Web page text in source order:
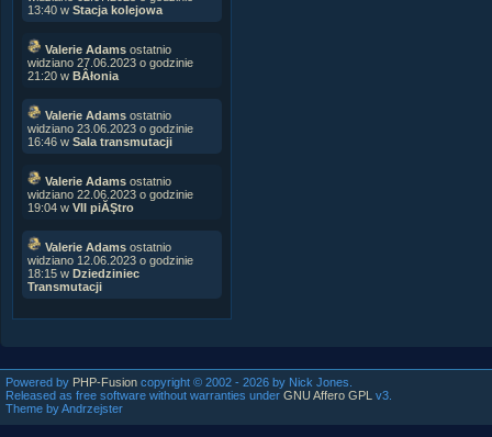
13:40 w Stacja kolejowa
Valerie Adams ostatnio
widziano 27.06.2023 o godzinie
21:20 w BÂłonia
Valerie Adams ostatnio
widziano 23.06.2023 o godzinie
16:46 w Sala transmutacji
Valerie Adams ostatnio
widziano 22.06.2023 o godzinie
19:04 w VII piĂŞtro
Valerie Adams ostatnio
widziano 12.06.2023 o godzinie
18:15 w Dziedziniec
Transmutacji
Powered by PHP-Fusion copyright © 2002 - 2026 by Nick Jones.
Released as free software without warranties under GNU Affero GPL
v3.
Theme by Andrzejster